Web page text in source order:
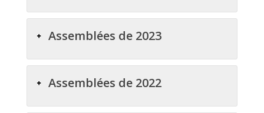
Assemblées de 2023
Assemblées de 2022